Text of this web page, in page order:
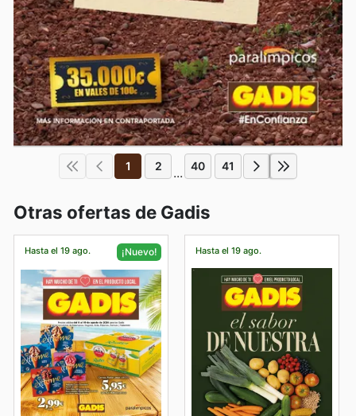
1 2 ... 40 41
Otras ofertas de Gadis
Hasta el 19 ago. ¡Nuevo! Hasta el 19 ago.